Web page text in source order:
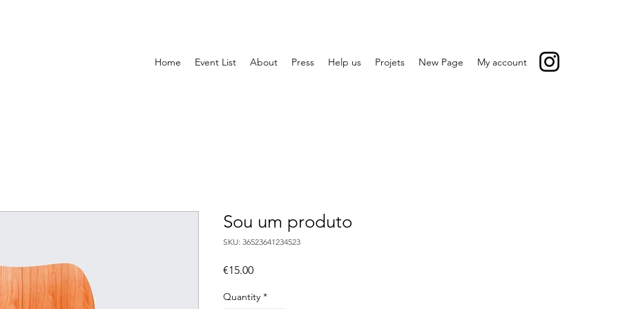
Home Event List About Press Help us Projets New Page My account
Sou um produto
SKU: 36523641234523
€15.00Price
Quantity *